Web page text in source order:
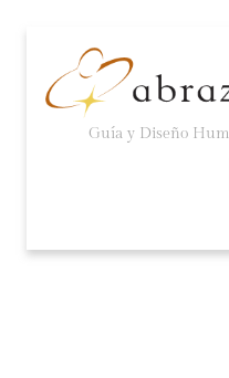
Guía y Diseño